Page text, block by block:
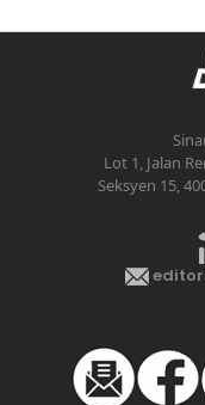
Lot 1, Jalan
Seksyen 15,